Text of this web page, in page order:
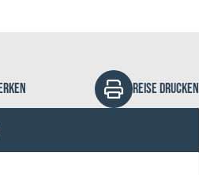
REISE DRUCKEN